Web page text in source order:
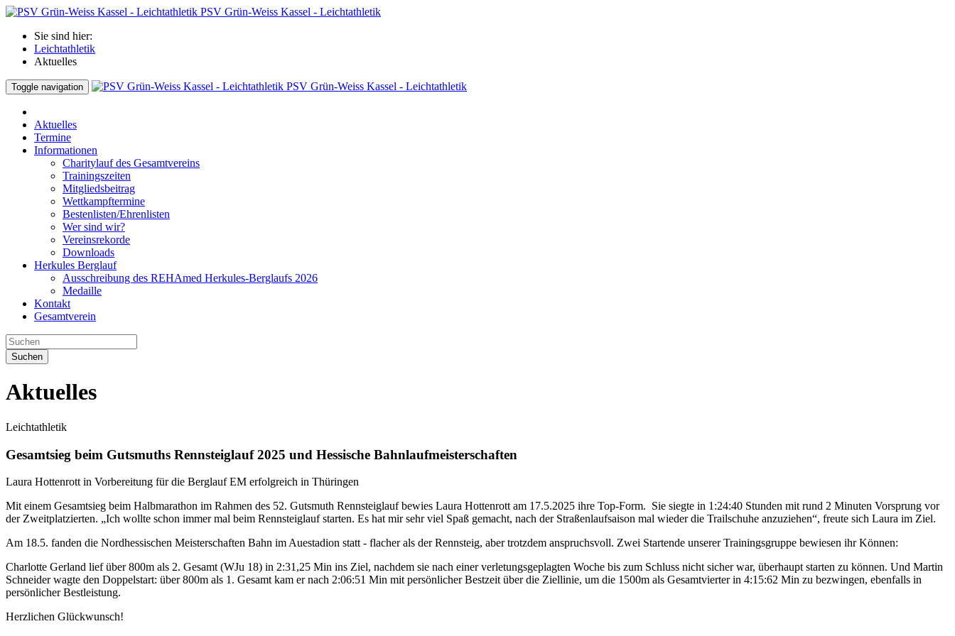
PSV Grün-Weiss Kassel - Leichtathletik
Sie sind hier:
Leichtathletik
Aktuelles
Toggle navigation PSV Grün-Weiss Kassel - Leichtathletik
Aktuelles
Termine
Informationen
Charitylauf des Gesamtvereins
Trainingszeiten
Mitgliedsbeitrag
Wettkampftermine
Bestenlisten/Ehrenlisten
Wer sind wir?
Vereinsrekorde
Downloads
Herkules Berglauf
Ausschreibung des REHAmed Herkules-Berglaufs 2026
Medaille
Kontakt
Gesamtverein
Suchen
Aktuelles
Leichtathletik
Gesamtsieg beim Gutsmuths Rennsteiglauf 2025 und Hessische Bahnlaufmeisterschaften
Laura Hottenrott in Vorbereitung für die Berglauf EM erfolgreich in Thüringen
Mit einem Gesamtsieg beim Halbmarathon im Rahmen des 52. Gutsmuth Rennsteiglauf bewies Laura Hottenrott am 17.5.2025 ihre Top-Form. Sie siegte in 1:24:40 Stunden mit rund 2 Minuten Vorsprung vor
der Zweitplatzierten. „Ich wollte schon immer mal beim Rennsteiglauf starten. Es hat mir sehr viel Spaß gemacht, nach der Straßenlaufsaison mal wieder die Trailschuhe anzuziehen“, freute sich Laura im Ziel.
Am 18.5. fanden die Nordhessischen Meisterschaften Bahn im Auestadion statt - flacher als der Rennsteig, aber trotzdem anspruchsvoll. Zwei Startende unserer Trainingsgruppe bewiesen ihr Können:
Charlotte Gerland lief über 800m als 2. Gesamt (WJu 18) in 2:31,25 Min ins Ziel, nachdem sie nach einer verletungsgeplagten Woche bis zum Schluss nicht sicher war, überhaupt starten zu können. Und Martin
Schneider wagte den Doppelstart: über 800m als 1. Gesamt kam er nach 2:06:51 Min mit persönlicher Bestzeit über die Ziellinie, um die 1500m als Gesamtvierter in 4:15:62 Min zu bezwingen, ebenfalls in
persönlicher Bestleistung.
Herzlichen Glückwunsch!